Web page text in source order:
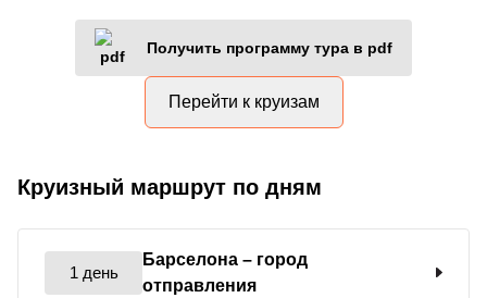
Получить программу тура в pdf
Перейти к круизам
Круизный маршрут по дням
1 день
Барселона – город
отправления